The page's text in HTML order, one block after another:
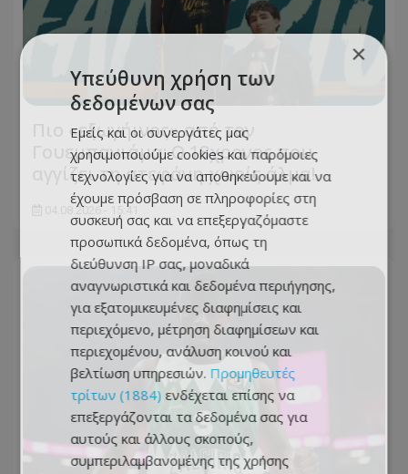
Πιο «εξωγήινος» από τον
Γουεμπανιάμα: Ο 18χρονος που
αγγίζει τη στεφάνη χωρίς άλμα!
04.08.2026 - 15:41
×
Υπεύθυνη χρήση των
δεδομένων σας
Εμείς και οι συνεργάτες μας
χρησιμοποιούμε cookies και παρόμοιες
τεχνολογίες για να αποθηκεύουμε και να
έχουμε πρόσβαση σε πληροφορίες στη
συσκευή σας και να επεξεργαζόμαστε
προσωπικά δεδομένα, όπως τη
διεύθυνση IP σας, μοναδικά
αναγνωριστικά και δεδομένα περιήγησης,
για εξατομικευμένες διαφημίσεις και
περιεχόμενο, μέτρηση διαφημίσεων και
περιεχομένου, ανάλυση κοινού και
βελτίωση υπηρεσιών. Προμηθευτές
τρίτων (1884) ενδέχεται επίσης να
επεξεργάζονται τα δεδομένα σας για
αυτούς και άλλους σκοπούς,
συμπεριλαμβανομένης της χρήσης